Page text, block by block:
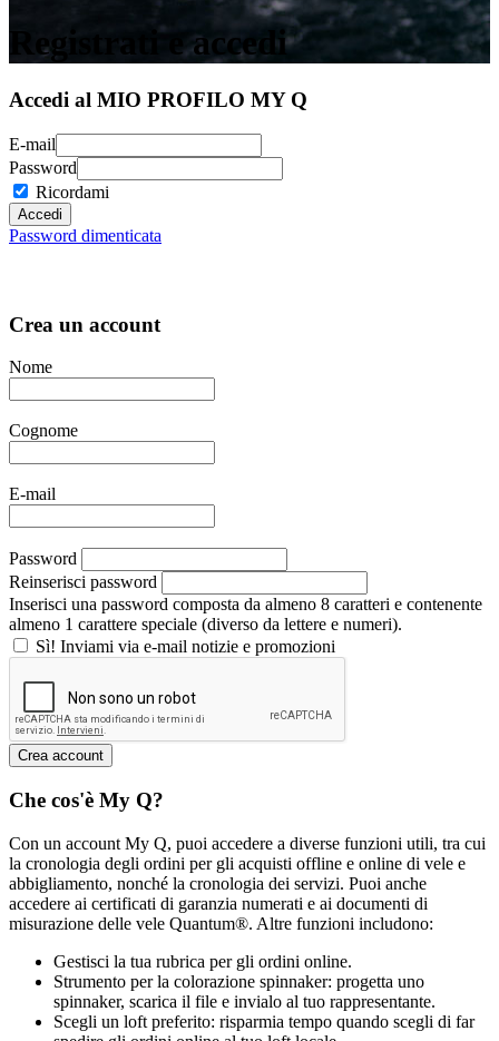
Registrati e accedi
Accedi al MIO PROFILO MY Q
E-mail
Password
Ricordami
Password dimenticata
Crea un account
Nome
Cognome
E-mail
Password
Reinserisci password
Inserisci una password composta da almeno 8 caratteri e contenente
almeno 1 carattere speciale (diverso da lettere e numeri).
Sì! Inviami via e-mail notizie e promozioni
Che cos'è My Q?
Con un account My Q, puoi accedere a diverse funzioni utili, tra cui
la cronologia degli ordini per gli acquisti offline e online di vele e
abbigliamento, nonché la cronologia dei servizi. Puoi anche
accedere ai certificati di garanzia numerati e ai documenti di
misurazione delle vele Quantum®. Altre funzioni includono:
Gestisci la tua rubrica per gli ordini online.
Strumento per la colorazione spinnaker: progetta uno
spinnaker, scarica il file e invialo al tuo rappresentante.
Scegli un loft preferito: risparmia tempo quando scegli di far